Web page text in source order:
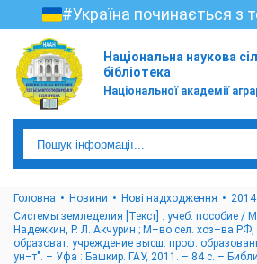
#Україна починається з
Національна наукова
бібліотека
Національної академії
Головна Новини Нові надходження 2014
Системы земледелия [Текст] : учеб. пособие /
Надежкин, Р. Л. Акчурин ; М–во сел. хоз–ва
образоват. учреждение высш. проф.
ун–т". – Уфа : Башкир. ГАУ, 2011. – 84 с. – Библи